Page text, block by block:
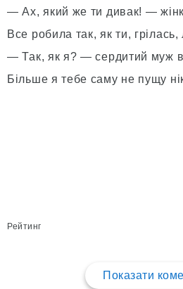
— Ах, який же ти дивак! —
Все робила так, як ти,
— Так, як я? — сердитий муж
Більше я тебе саму не пущу
Рейтинг
Показати